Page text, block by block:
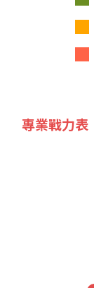
專業戰力表